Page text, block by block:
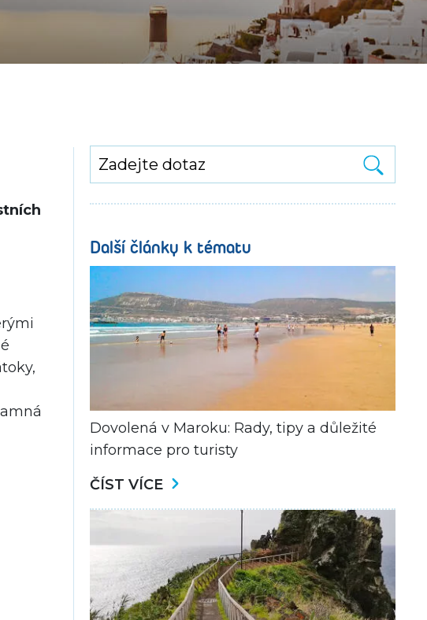
Další články k tématu
Dovolená v Maroku: Rady, tipy a důležité
informace pro turisty
ČÍST VÍCE